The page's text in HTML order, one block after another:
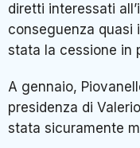
diretti interessati
conseguenza quasi
stata la cessione in
A gennaio,
presidenza di
stata sicuramente